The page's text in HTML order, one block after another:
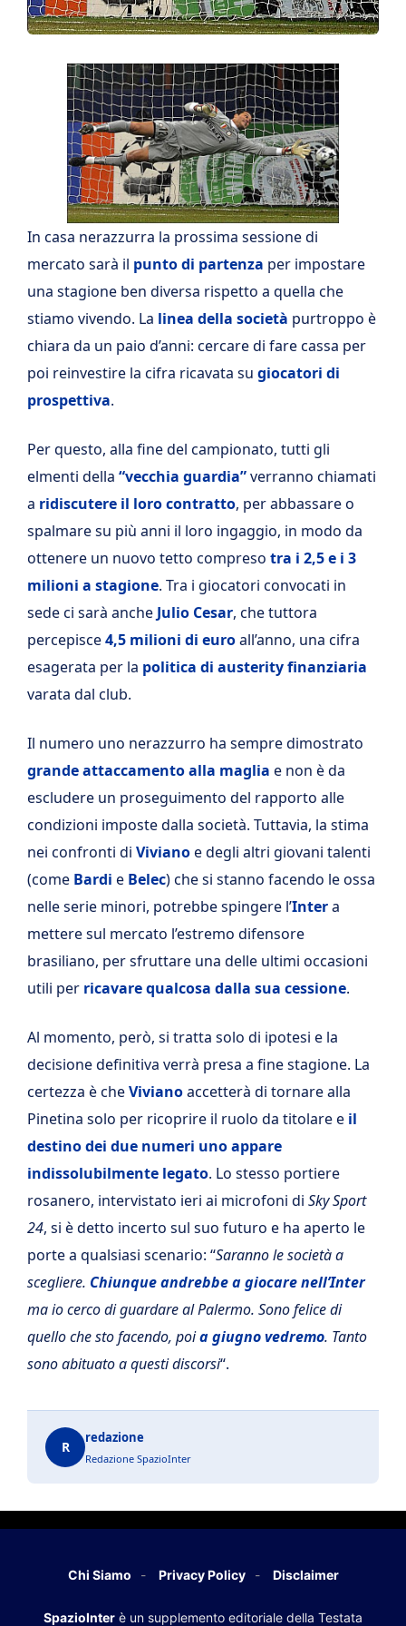
In casa nerazzurra la prossima sessione di
mercato sarà il punto di partenza per impostare
una stagione ben diversa rispetto a quella che
stiamo vivendo. La linea della società purtroppo è
chiara da un paio d’anni: cercare di fare cassa per
poi reinvestire la cifra ricavata su giocatori di
prospettiva.
Per questo, alla fine del campionato, tutti gli
elmenti della “vecchia guardia”verranno chiamati
a ridiscutere il loro contratto, per abbassare o
spalmare su più anni il loro ingaggio, in modo da
ottenere un nuovo tetto compreso tra i 2,5 e i 3
milioni a stagione. Tra i giocatori convocati in
sede ci sarà anche Julio Cesar, che tuttora
percepisce4,5 milioni di euroall’anno, una cifra
esagerata per la politica di austerity finanziaria
varata dal club.
Il numero uno nerazzurro ha sempre dimostrato
grande attaccamento alla maglia e non è da
escludere un proseguimento del rapporto alle
condizioni imposte dalla società. Tuttavia, la stima
nei confronti di Vivianoe degli altri giovani talenti
(come Bardi e Belec) che si stanno facendo le ossa
nelle serie minori, potrebbe spingere l’Intera
mettere sul mercato l’estremo difensore
brasiliano, per sfruttare una delle ultimi occasioni
utili per ricavare qualcosa dalla sua cessione.
Al momento, però, si tratta solo di ipotesi e la
decisione definitiva verrà presa a fine stagione. La
certezza è cheVivianoaccetterà di tornare alla
Pinetina solo per ricoprire il ruolo da titolare e il
destino dei due numeri uno appare
indissolubilmente legato. Lo stesso portiere
rosanero, intervistato ieri ai microfoni di Sky Sport
24, si è detto incerto sul suo futuro e ha aperto le
porte a qualsiasi scenario: “Saranno le società a
scegliere. Chiunque andrebbe a giocare nell’Inter
ma io cerco di guardare al Palermo. Sono felice di
quello che sto facendo, poia giugno vedremo. Tanto
sono abituato a questi discorsi“.
R
redazione
Redazione SpazioInter
Chi Siamo Privacy Policy Disclaimer
SpazioInter è un supplemento editoriale della Testata